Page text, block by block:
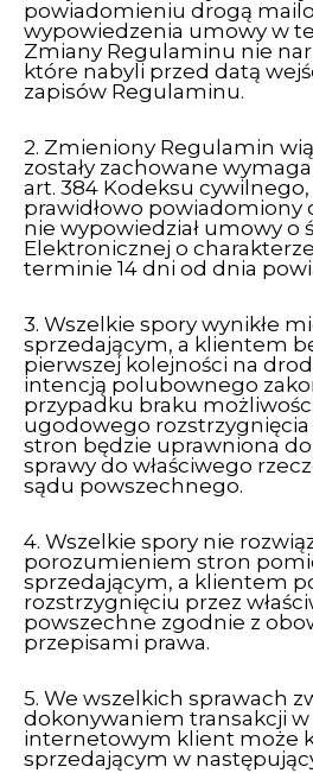
powiadomieniu drogą
wypowiedzenia umowy w
Zmiany Regulaminu nie
które nabyli przed datą
zapisów Regulaminu.
2. Zmieniony Regulamin
zostały zachowane
art. 384 Kodeksu cywilnego,
prawidłowo powiadomiony
nie wypowiedział umowy o
Elektronicznej o
terminie 14 dni od dnia
3. Wszelkie spory wynikłe
sprzedającym, a klientem
pierwszej kolejności na
intencją polubownego
przypadku braku
ugodowego rozstrzygnięcia
stron będzie uprawniona
sprawy do właściwego
sądu powszechnego.
4. Wszelkie spory nie
porozumieniem stron
sprzedającym, a klientem
rozstrzygnięciu przez
powszechne zgodnie z
przepisami prawa.
5. We wszelkich sprawach
dokonywaniem transakcji w
internetowym klient może
sprzedającym w